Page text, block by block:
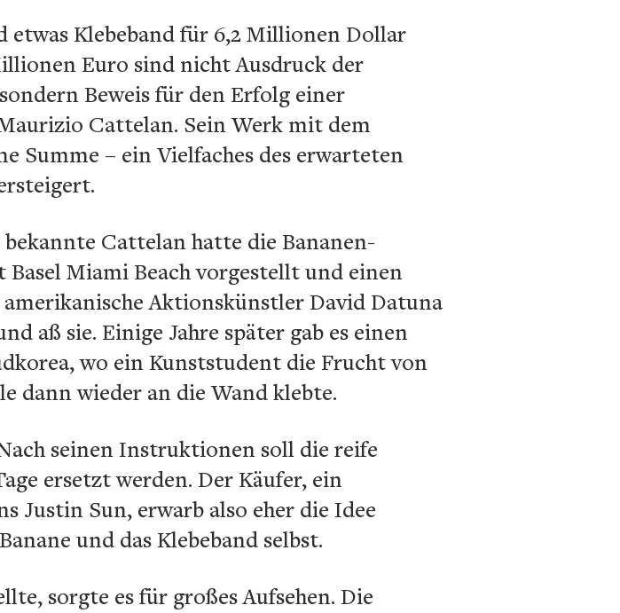
etwas Klebeband für 6,2 Millionen Dollar
Euro sind nicht Ausdruck der
Beweis für den Erfolg einer
Cattelan. Sein Werk mit dem
Summe – ein Vielfaches des erwarteten
Cattelan hatte die Bananen-
Miami Beach vorgestellt und einen
Aktionskünstler David Datuna
aß sie. Einige Jahre später gab es einen
wo ein Kunststudent die Frucht von
dann wieder an die Wand klebte.
seinen Instruktionen soll die reife
ersetzt werden. Der Käufer, ein
Justin Sun, erwarb also eher die Idee
und das Klebeband selbst.
sorgte es für großes Aufsehen. Die